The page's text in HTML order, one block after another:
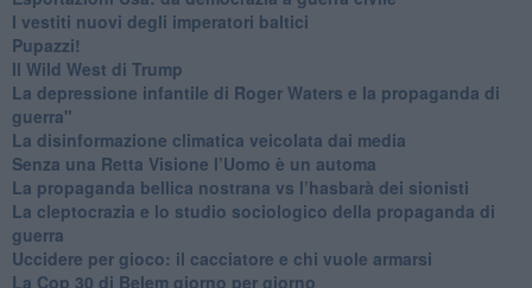
​I vestiti nuovi degli imperatori baltici
​Pupazzi!
​Il Wild West di Trump
​La depressione infantile di Roger Waters e la propaganda di
guerra"
​La disinformazione climatica veicolata dai media
Senza una Retta Visione l’Uomo è un automa
​La propaganda bellica nostrana vs l’hasbarà dei sionisti
​La cleptocrazia e lo studio sociologico della propaganda di
guerra
​Uccidere per gioco: il cacciatore e chi vuole armarsi
​La Cop 30 di Belem giorno per giorno